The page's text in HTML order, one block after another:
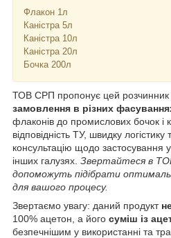
Флакон 1л
Каністра 5л
Каністра 10л
Каністра 20л
Бочка 200л
ТОВ СРП пропонує цей розчинник
замовлення в різних
флаконів до промислових бочок і
відповідність ТУ, швидку
консультацію щодо застосування у
інших галузях. Звертайтеся в
допоможуть підібрати
для вашого процесу.
Звертаємо увагу: даний продукт
100% ацетон, а його суміш із
безпечнішим у використанні та